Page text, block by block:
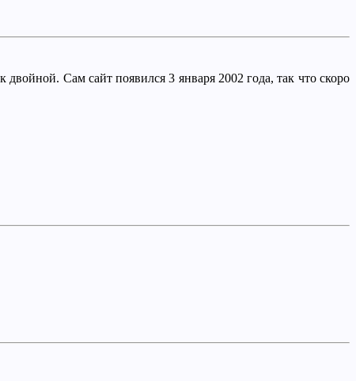
Сам сайт появился 3 января 2002 года, так что скоро